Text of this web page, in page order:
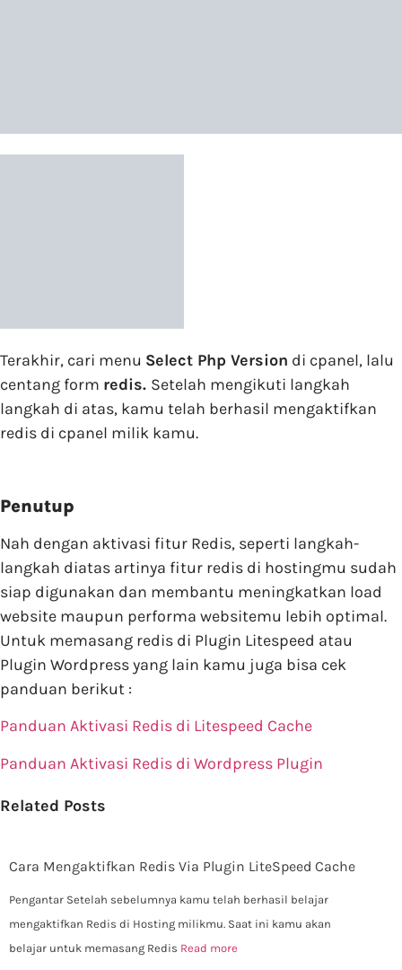
Terakhir, cari menu Select Php Version di cpanel, lalu
centang form redis. Setelah mengikuti langkah
langkah di atas, kamu telah berhasil mengaktifkan
redis di cpanel milik kamu.
Penutup
Nah dengan aktivasi fitur Redis, seperti langkah-
langkah diatas artinya fitur redis di hostingmu sudah
siap digunakan dan membantu meningkatkan load
website maupun performa websitemu lebih optimal.
Untuk memasang redis di Plugin Litespeed atau
Plugin Wordpress yang lain kamu juga bisa cek
panduan berikut :
Panduan Aktivasi Redis di Litespeed Cache
Panduan Aktivasi Redis di Wordpress Plugin
Related Posts
Cara Mengaktifkan Redis Via Plugin LiteSpeed Cache
Pengantar Setelah sebelumnya kamu telah berhasil belajar
mengaktifkan Redis di Hosting milikmu. Saat ini kamu akan
belajar untuk memasang Redis Read more